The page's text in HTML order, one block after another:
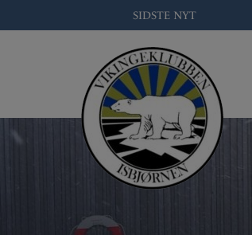
til
SIDSTE NYT